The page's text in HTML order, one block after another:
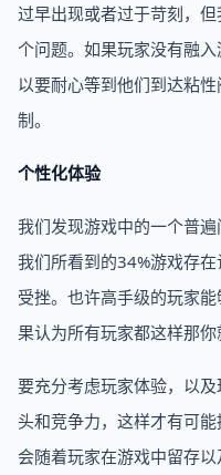
过早出现或者过于苛刻，
个问题。如果玩家没有融
以要耐心等到他们到达粘
制。
个性化体验
我们发现游戏中的一个普遍
我们所看到的34%游戏存
受挫。也许高手级的玩家
果认为所有玩家都这样那你
要充分考虑玩家体验，以
头和竞争力，这样才有可
会随着玩家在游戏中留存以